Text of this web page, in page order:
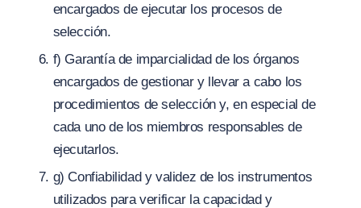
encargados de ejecutar los procesos de
selección.
f) Garantía de imparcialidad de los órganos
encargados de gestionar y llevar a cabo los
procedimientos de selección y, en especial de
cada uno de los miembros responsables de
ejecutarlos.
g) Confiabilidad y validez de los instrumentos
utilizados para verificar la capacidad y